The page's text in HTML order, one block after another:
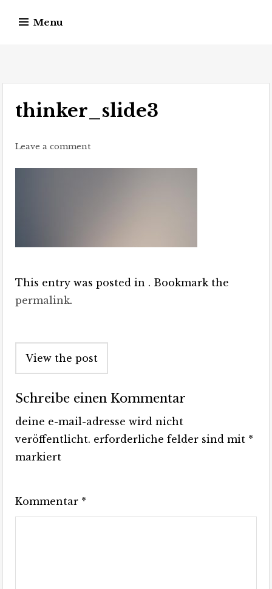
Menu
Guido Kniesel
thinker_slide3
Leave a comment
This entry was posted in . Bookmark the
permalink.
navigation
View the post
Schreibe einen Kommentar
deine e-mail-adresse wird nicht
veröffentlicht. erforderliche felder sind mit *
markiert
Kommentar *